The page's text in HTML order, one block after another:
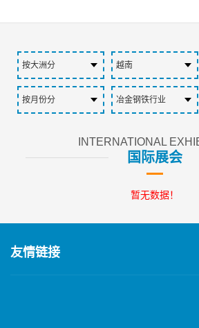
INTERNATIONAL
国际展会
暂无数据！
友情链接